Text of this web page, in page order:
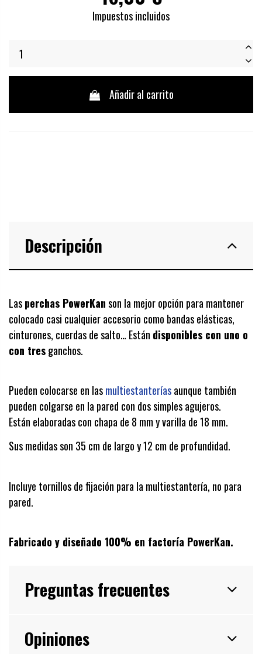
Impuestos incluidos
Añadir al carrito
Descripción
Lasperchas PowerKanson la mejor opción para mantener
colocado casi cualquier accesorio como bandas elásticas,
cinturones, cuerdas de salto… Están disponibles con uno o
con tresganchos.
Pueden colocarse en lasmultiestanteríasaunque también
pueden colgarse en la pared con dos simples agujeros.
Están elaboradas con chapa de 8 mm y varilla de 18 mm.
Sus medidas son 35 cm de largo y 12 cm de profundidad.
Incluye tornillos de fijación para la multiestantería, no para
pared.
Fabricado y diseñado 100% en factoría PowerKan.
Preguntas frecuentes
Opiniones